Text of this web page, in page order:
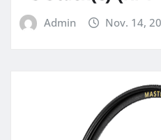
Admin Nov. 14,